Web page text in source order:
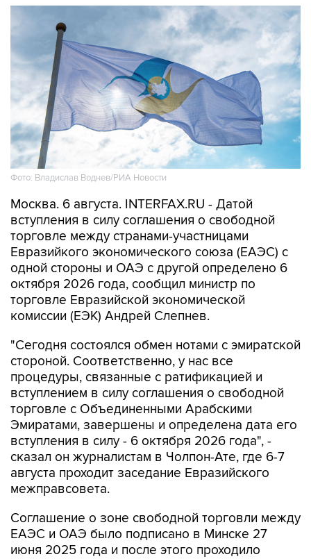
Фото: Владислав Воднев/РИА Новости
Москва. 6 августа. INTERFAX.RU - Датой
вступления в силу соглашения о свободной
торговле между странами-участницами
Евразийкого экономического союза (ЕАЭС) с
одной стороны и ОАЭ с другой определено 6
октября 2026 года, сообщил министр по
торговле Евразийской экономической
комиссии (ЕЭК) Андрей Слепнев.
"Сегодня состоялся обмен нотами с эмиратской
стороной. Соответственно, у нас все
процедуры, связанные с ратификацией и
вступлением в силу соглашения о свободной
торговле с Объединенными Арабскими
Эмиратами, завершены и определена дата его
вступления в силу - 6 октября 2026 года", -
сказал он журналистам в Чолпон-Ате, где 6-7
августа проходит заседание Евразийского
межправсовета.
Соглашение о зоне свободной торговли между
ЕАЭС и ОАЭ было подписано в Минске 27
июня 2025 года и после этого проходило